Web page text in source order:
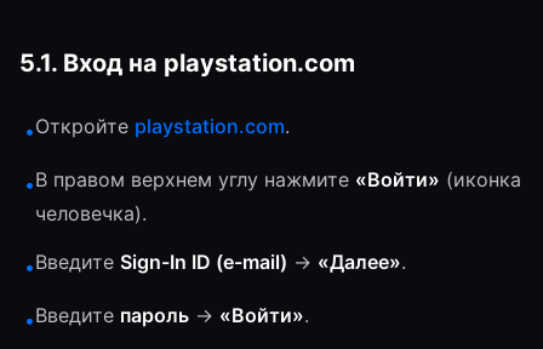
5.1. Вход на playstation.com
•Откройте playstation.com.
•В правом верхнем углу нажмите «Войти» (иконка
человечка).
•Введите Sign-In ID (e-mail) → «Далее».
•Введите пароль → «Войти».